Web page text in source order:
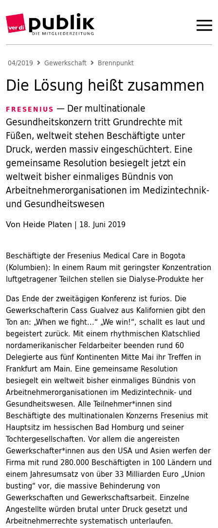
04/2019 Gewerkschaft Brennpunkt
Die Lösung heißt zusammen
FRESENIUS — Der multinationale
Gesundheitskonzern tritt Grundrechte mit
Füßen, weltweit stehen Beschäftigte unter
Druck, werden massiv eingeschüchtert. Eine
gemeinsame Resolution besiegelt jetzt ein
weltweit bisher einmaliges Bündnis von
Arbeitnehmerorganisationen im Medizintechnik-
und Gesundheitswesen
Von Heide Platen | 18. Juni 2019
Beschäftigte der Fresenius Medical Care in Bogota
(Kolumbien): In einem Raum mit geringster Konzentration
luftgetragener Teilchen stellen sie Dialyse-Produkte her
Das Ende der zweitägigen Konferenz ist furios. Die
Gewerkschafterin Cass Gualvez aus Kalifornien gibt den
Ton an: „When we fight...“ „We win!“, schallt es laut und
begeistert zurück. Mit einem rhythmischen Klatschlied
nordamerikanischer Feldarbeiter beenden rund 60
Delegierte aus fünf Kontinenten Mitte Mai ihr Treffen in
Frankfurt am Main. Eine gemeinsame Resolution
besiegelt ein weltweit bisher einmaliges Bündnis von
Arbeitnehmerorganisationen im Medizintechnik- und
Gesundheitswesen. Alle Teilnehmer*innen sind
Beschäftigte des multinationalen Konzerns Fresenius mit
Hauptsitz im hessischen Bad Homburg und seiner
Tochtergesellschaften. Vor allem die angereisten
Gewerkschafter*innen aus den USA und Asien werfen der
Firma mit rund 280.000 Beschäftigten in 100 Ländern und
einem Jahresumsatz von über 33 Milliarden Euro „Union
busting“ vor, die massive Behinderung von
Gewerkschaften und Gewerkschaftsarbeit. Einzelne
Angestellte würden brutal unter Druck gesetzt und
Arbeitnehmerrechte systematisch unterlaufen.